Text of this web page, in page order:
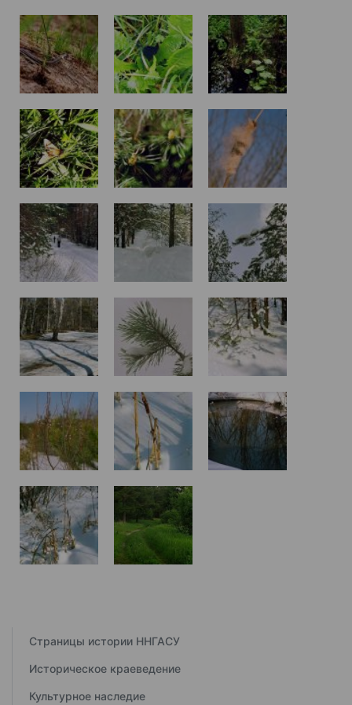
Страницы истории ННГАСУ
Историческое краеведение
Культурное наследие